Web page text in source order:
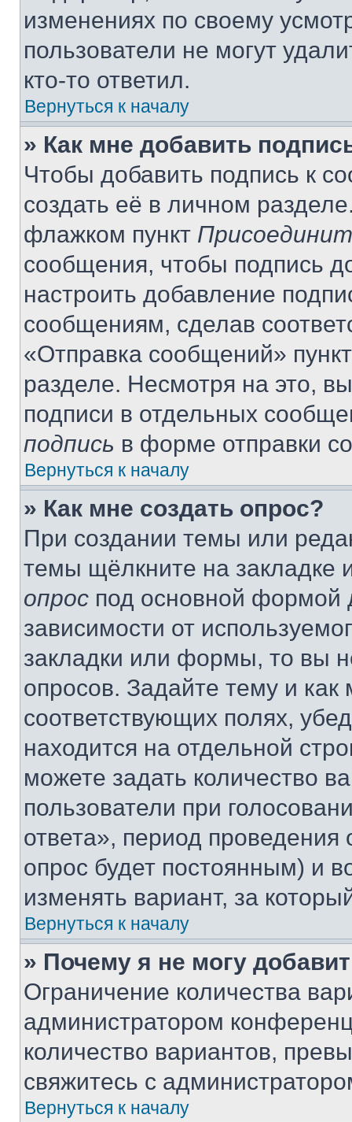
изменениях по своему
пользователи не могут
кто-то ответил.
Вернуться к началу
» Как мне добавить
Чтобы добавить подпись к
создать её в личном
флажком пункт
сообщения, чтобы подпись
настроить добавление
сообщениям, сделав
«Отправка сообщений»
разделе. Несмотря на это,
подписи в отдельных
подпись в форме отправки
Вернуться к началу
» Как мне создать опрос?
При создании темы или
темы щёлкните на
опрос под основной формой
зависимости от
закладки или формы, то вы
опросов. Задайте тему и
соответствующих полях,
находится на отдельной
можете задать количество
пользователи при
ответа», период проведения
опрос будет постоянным) и
изменять вариант, за
Вернуться к началу
» Почему я не могу
Ограничение количества
администратором
количество вариантов,
свяжитесь с
Вернуться к началу